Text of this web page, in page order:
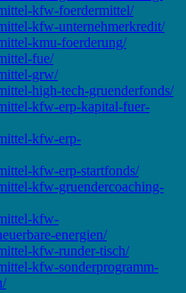
kfw-foerdermittel/
kfw-unternehmerkredit/
kmu-foerderung/
fue/
grw/
high-tech-gruenderfonds/
kfw-erp-kapital-fuer-
kfw-erp-
kfw-erp-startfonds/
kfw-gruendercoaching-
kfw-
energien/
kfw-runder-tisch/
kfw-sonderprogramm-